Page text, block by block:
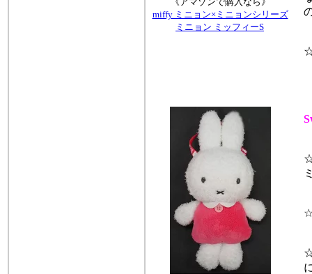
☆
miffy ミニョン×ミニョンシリーズ
ミニョン ミッフィーS
☆
ミ
☆
☆